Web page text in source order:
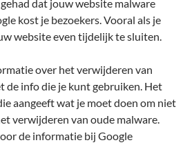
dat jouw website malware
kost je bezoekers. Vooral als je
website even tijdelijk te sluiten.
over het verwijderen van
de info die je kunt gebruiken. Het
aangeeft wat je moet doen om niet
verwijderen van oude malware.
de informatie bij Google